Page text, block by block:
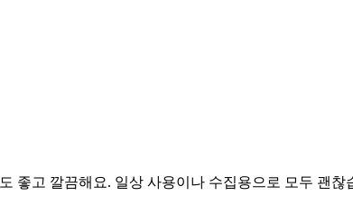
좋고 깔끔해요. 일상 사용이나 수집용으로 모두 괜찮